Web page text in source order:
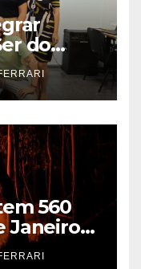
do
560
Janeiro